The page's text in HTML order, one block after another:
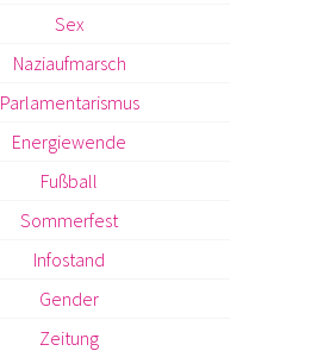
Sex
Naziaufmarsch
Parlamentarismus
Energiewende
Fußball
Sommerfest
Infostand
Gender
Zeitung